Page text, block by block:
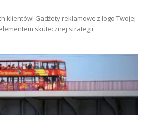
klientów! Gadżety reklamowe z logo Twojej
skutecznej strategii